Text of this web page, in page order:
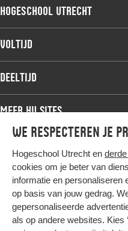
We respecteren je
Hogeschool Utrecht en
cookies om je beter van
informatie en personaliseren
op basis van jouw gedrag.
gepersonaliseerde
als op andere websites. Kies
Hogeschool Utrecht
Voltijdopleidingen
Onderzoek
Werken bij de HU
Contact
Voltijd
Associate degree
Master
Studiekeuze voltijd
Deeltijd
Associate degree
Bachelor
Master
Post-master
Studiekeuze deeltijd
Meer HU sites
HU International
HU Bibliotheek
HU Ontwikkelt
Duurzame HU
Intranet
Hier
Colofon